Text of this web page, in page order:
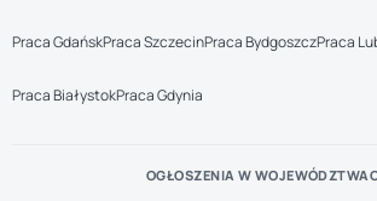
Praca GdańskPraca SzczecinPraca BydgoszczPraca
Praca BiałystokPraca Gdynia
OGŁOSZENIA W